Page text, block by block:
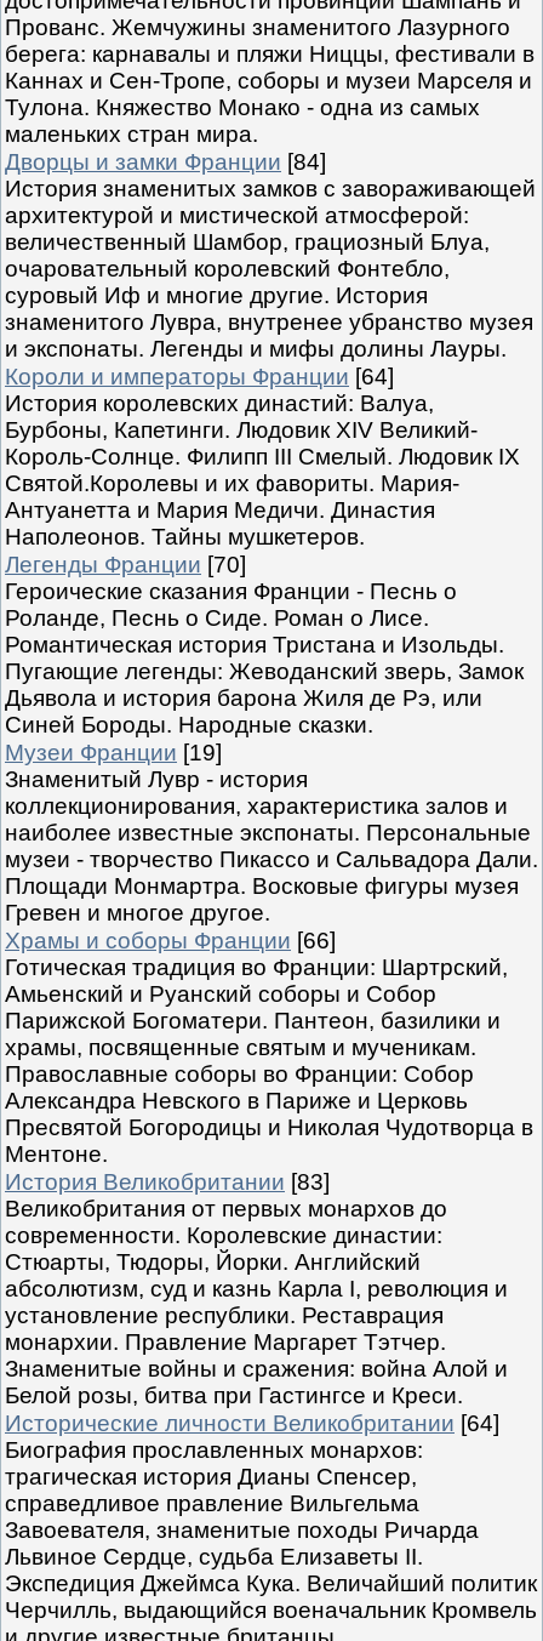
Прованс. Жемчужины знаменитого Лазурного
берега: карнавалы и пляжи Ниццы, фестивали в
Каннах и Сен-Тропе, соборы и музеи Марселя и
Тулона. Княжество Монако - одна из самых
маленьких стран мира.
Дворцы и замки Франции [84]
История знаменитых замков с завораживающей
архитектурой и мистической атмосферой:
величественный Шамбор, грациозный Блуа,
очаровательный королевский Фонтебло,
суровый Иф и многие другие. История
знаменитого Лувра, внутренее убранство музея
и экспонаты. Легенды и мифы долины Лауры.
Короли и императоры Франции [64]
История королевских династий: Валуа,
Бурбоны, Капетинги. Людовик XIV Великий-
Король-Солнце. Филипп III Смелый. Людовик IX
Святой.Королевы и их фавориты. Мария-
Антуанетта и Мария Медичи. Династия
Наполеонов. Тайны мушкетеров.
Легенды Франции [70]
Героические сказания Франции - Песнь о
Роланде, Песнь о Сиде. Роман о Лисе.
Романтическая история Тристана и Изольды.
Пугающие легенды: Жеводанский зверь, Замок
Дьявола и история барона Жиля де Рэ, или
Синей Бороды. Народные сказки.
Музеи Франции [19]
Знаменитый Лувр - история
коллекционирования, характеристика залов и
наиболее известные экспонаты. Персональные
музеи - творчество Пикассо и Сальвадора Дали.
Площади Монмартра. Восковые фигуры музея
Гревен и многое другое.
Храмы и соборы Франции [66]
Готическая традиция во Франции: Шартрский,
Амьенский и Руанский соборы и Собор
Парижской Богоматери. Пантеон, базилики и
храмы, посвященные святым и мученикам.
Православные соборы во Франции: Собор
Александра Невского в Париже и Церковь
Пресвятой Богородицы и Николая Чудотворца в
Ментоне.
История Великобритании [83]
Великобритания от первых монархов до
современности. Королевские династии:
Стюарты, Тюдоры, Йорки. Английский
абсолютизм, суд и казнь Карла I, революция и
установление республики. Реставрация
монархии. Правление Маргарет Тэтчер.
Знаменитые войны и сражения: война Алой и
Белой розы, битва при Гастингсе и Креси.
Исторические личности Великобритании [64]
Биография прославленных монархов:
трагическая история Дианы Спенсер,
справедливое правление Вильгельма
Завоевателя, знаменитые походы Ричарда
Львиное Сердце, судьба Елизаветы II.
Экспедиция Джеймса Кука. Величайший политик
Черчилль, выдающийся военачальник Кромвель